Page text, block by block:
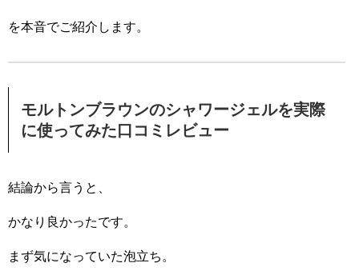
を本音でご紹介します。
モルトンブラウンのシャワージェルを実際
に使ってみた口コミレビュー
結論から言うと、
かなり良かったです。
まず気になっていた泡立ち。